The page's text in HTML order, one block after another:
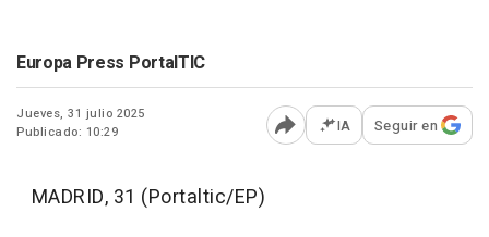
Europa Press PortalTIC
Jueves, 31 julio 2025
Publicado: 10:29
Abrir opciones para
IA Seguir en
MADRID, 31 (Portaltic/EP)